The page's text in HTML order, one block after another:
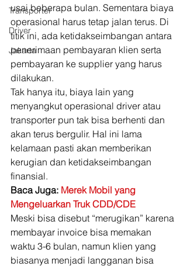
Transporter
Driver
Jakarta
usai beberapa bulan. Sementara biaya
operasional harus tetap jalan terus. Di
titik ini, ada ketidakseimbangan antara
penerimaan pembayaran klien serta
pembayaran ke supplier yang harus
dilakukan.
Tak hanya itu, biaya lain yang
menyangkut operasional driver atau
transporter pun tak bisa berhenti dan
akan terus bergulir. Hal ini lama
kelamaan pasti akan memberikan
kerugian dan ketidakseimbangan
finansial.
Baca Juga: Merek Mobil yang
Mengeluarkan Truk CDD/CDE
Meski bisa disebut “merugikan” karena
membayar invoice bisa memakan
waktu 3-6 bulan, namun klien yang
biasanya menjadi langganan bisa